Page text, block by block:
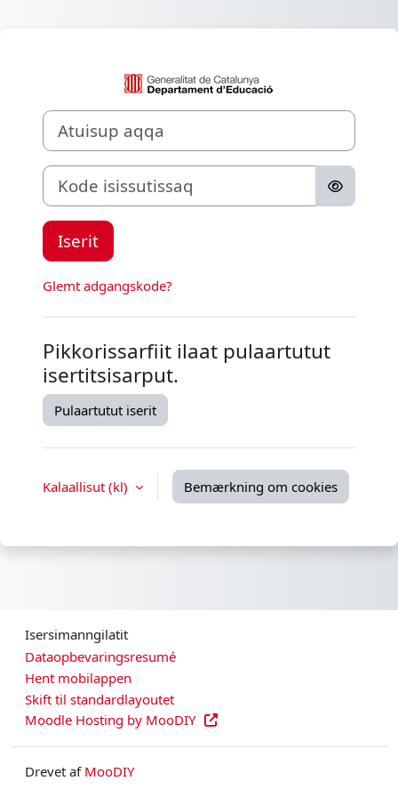
Log ind til Aula
Atuisup aqqa
Kode isissutissaq
Iserit
Glemt adgangskode?
Pikkorissarfiit ilaat pulaartutut
isertitsisarput.
Pulaartutut iserit
Kalaallisut ‎(kl)‎ Bemærkning om cookies
Isersimanngilatit
Dataopbevaringsresumé
Hent mobilappen
Skift til standardlayoutet
Moodle Hosting by MooDIY
Drevet af MooDIY